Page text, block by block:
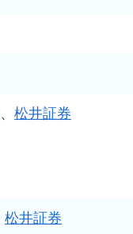
、 松井証券
松井証券